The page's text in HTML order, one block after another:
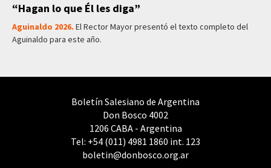
“Hagan lo que Él les diga”
Aguinaldo 2026. El Rector Mayor presentó el texto completo del
Aguinaldo para este año.
Boletín Salesiano de Argentina
Don Bosco 4002
1206 CABA - Argentina
Tel: +54 (011) 4981 1860 int. 123
boletin@donbosco.org.ar